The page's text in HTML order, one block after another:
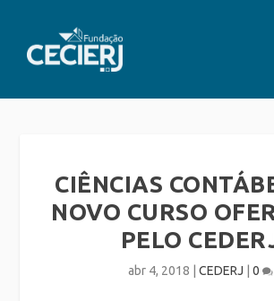
CIÊNCIAS
NOVO CURSO
PELO
abr 4, 2018 CEDERJ 0